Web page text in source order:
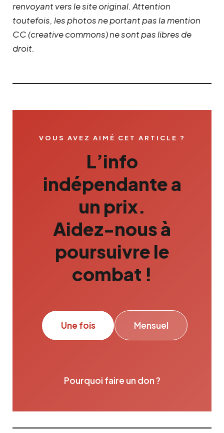
renvoyant vers le site original. Attention
toutefois, les photos ne portant pas la mention
CC (creative commons) ne sont pas libres de
droit.
VOUS AVEZ AIMÉ CET ARTICLE ?
L’info
indépendante a
un prix.
Aidez-nous à
poursuivre le
combat !
Une fois Mensuel
Pourquoi faire un don ?